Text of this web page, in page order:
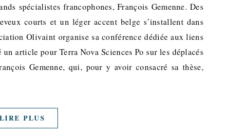
spécialistes francophones, François Gemenne. Des
courts et un léger accent belge s’installent dans
Olivaint organise sa conférence dédiée aux liens
article pour Terra Nova Sciences Po sur les déplacés
Gemenne, qui, pour y avoir consacré sa thèse,
LIRE PLUS